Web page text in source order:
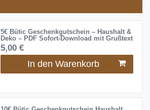
5€ Bütic Geschenkgutschein – Haushalt &
Deko – PDF Sofort-Download mit Grußtext
5,00 €
In den Warenkorb